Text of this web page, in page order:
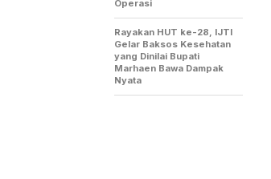
Operasi
Rayakan HUT ke-28, IJTI
Gelar Baksos Kesehatan
yang Dinilai Bupati
Marhaen Bawa Dampak
Nyata